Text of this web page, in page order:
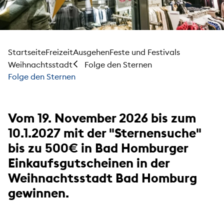
StartseiteFreizeitAusgehenFeste und Festivals
Weihnachtsstadt
Folge den Sternen
Folge den Sternen
Vom 19. November 2026 bis zum
10.1.2027 mit der "Sternensuche"
bis zu 500€ in Bad Homburger
Einkaufsgutscheinen in der
Weihnachtsstadt Bad Homburg
gewinnen.